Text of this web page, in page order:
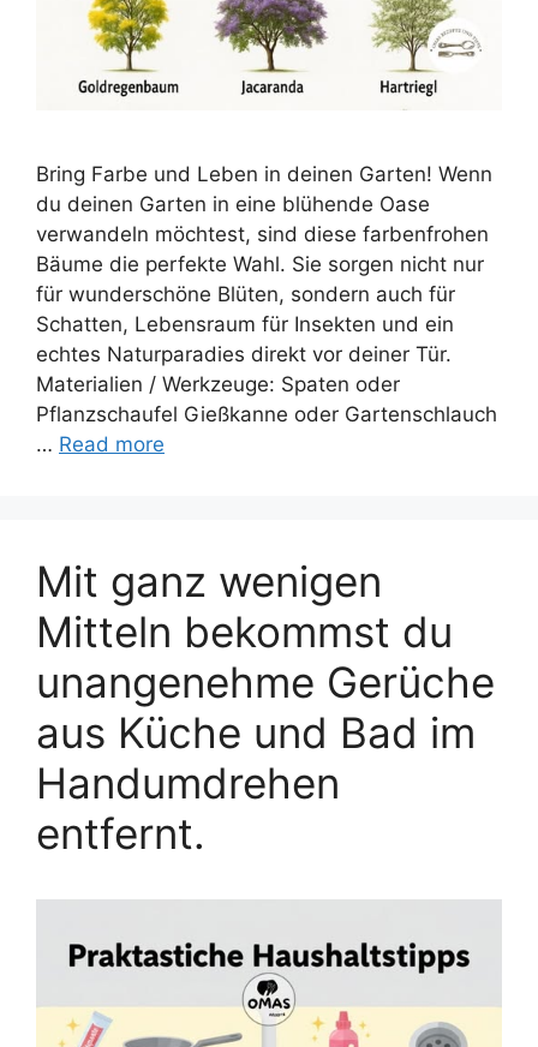
Bring Farbe und Leben in deinen Garten! Wenn
du deinen Garten in eine blühende Oase
verwandeln möchtest, sind diese farbenfrohen
Bäume die perfekte Wahl. Sie sorgen nicht nur
für wunderschöne Blüten, sondern auch für
Schatten, Lebensraum für Insekten und ein
echtes Naturparadies direkt vor deiner Tür.
Materialien / Werkzeuge: Spaten oder
Pflanzschaufel Gießkanne oder Gartenschlauch
… Read more
Mit ganz wenigen
Mitteln bekommst du
unangenehme Gerüche
aus Küche und Bad im
Handumdrehen
entfernt.